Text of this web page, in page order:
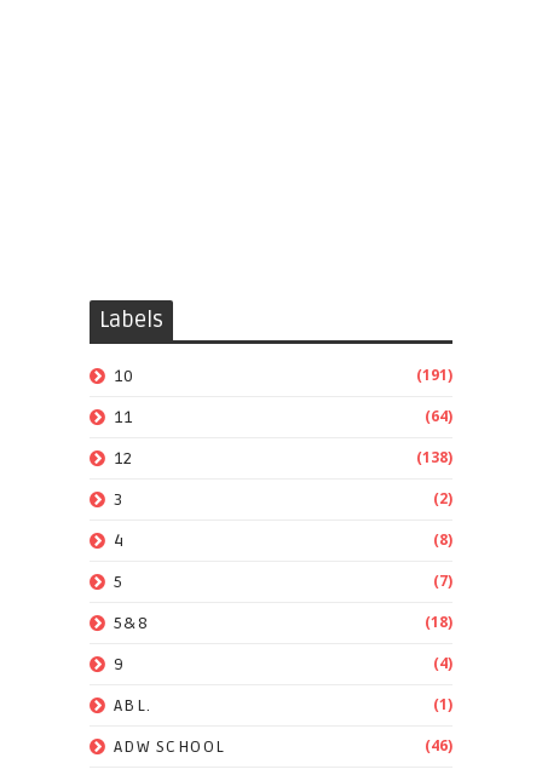
Labels
10 (191)
11 (64)
12 (138)
3 (2)
4 (8)
5 (7)
5&8 (18)
9 (4)
ABL. (1)
ADW SCHOOL (46)